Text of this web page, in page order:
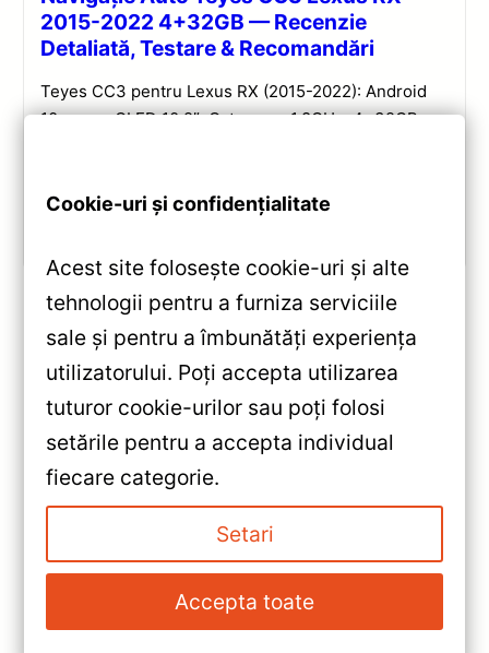
2015-2022 4+32GB — Recenzie
Detaliată, Testare & Recomandări
Teyes CC3 pentru Lexus RX (2015-2022): Android
10, ecran QLED 10.2″, Octa-core 1.8GHz, 4+32GB,
«Navigație Teyes CC3 2K Ford
Mustang (2005–2014) —
Recenzie Detaliată, Testare &
RecomandăriNavigație Auto 2K Ford
Mustang 2005-2014 10.36”
QLED Teyes CC3 — Recenzie
Detaliată, Testare &
Recomandări
Cookie-uri și confidențialitate
Acest site folosește cookie-uri și alte
tehnologii pentru a furniza serviciile
sale și pentru a îmbunătăți experiența
utilizatorului. Poți accepta utilizarea
tuturor cookie-urilor sau poți folosi
setările pentru a accepta individual
fiecare categorie.
Setari
Accepta toate